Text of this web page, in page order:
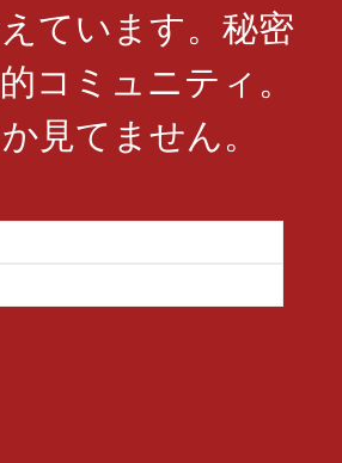
ています。秘密
コミュニティ。
見てません。